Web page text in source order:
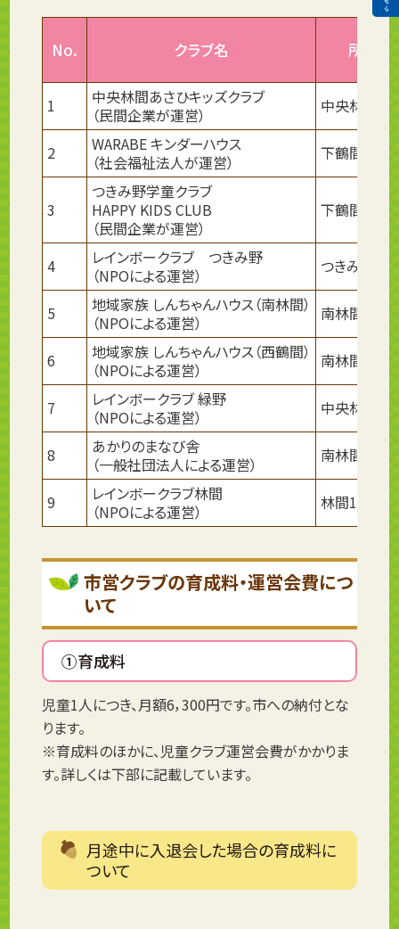
No. クラブ名 所在地
1
中央林間あさひキッズクラブ
（民間企業が運営）
中央林間4-
2
WARABE キンダーハウス
（社会福祉法人が運営）
下鶴間413-
3
つきみ野学童クラブ
HAPPY KIDS CLUB
（民間企業が運営）
下鶴間423-
4
レインボークラブ つきみ野
（NPOによる運営）
つきみ野2-
5
地域家族 しんちゃんハウス（南林間）
（NPOによる運営）
南林間7-1-
6
地域家族 しんちゃんハウス（西鶴間）
（NPOによる運営）
南林間6-7-3
7
レインボークラブ 緑野
（NPOによる運営）
中央林間5-
8
あかりのまなび舎
（一般社団法人による運営）
南林間1-6-1
9
レインボークラブ林間
（NPOによる運営）
林間1-5-8
市営クラブの育成料・運営会費につ
いて
①育成料
児童1人につき、月額6，300円です。市への納付とな
ります。
※育成料のほかに、児童クラブ運営会費がかかりま
す。詳しくは下部に記載しています。
月途中に入退会した場合の育成料に
ついて